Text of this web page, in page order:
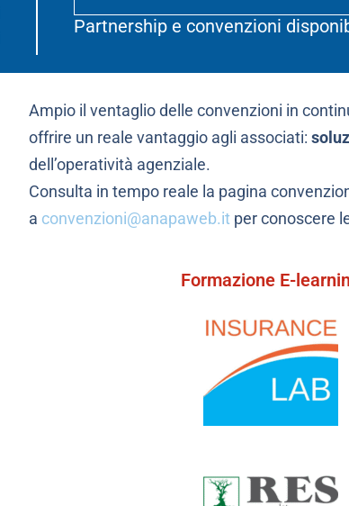
Partnership e convenzioni
Ampio il ventaglio delle convenzioni in
offrire un reale vantaggio agli associati:
dell’operatività agenziale.
Consulta in tempo reale la pagina
a convenzioni@anapaweb.it per conoscere
Formazione E-